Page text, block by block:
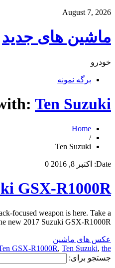
August 7, 2026
ماشین های جدید
خودرو
برگه نمونه
Ten Suzuki
Home
/
Ten Suzuki
Date: اکتبر 8, 2016 0
GSX-R1000R
focused weapon is here. Take a
2017 Suzuki GSX-R1000R […]
عکس های ماشین
GSX-R1000R, Ten Suzuki, the
جستجو برای: